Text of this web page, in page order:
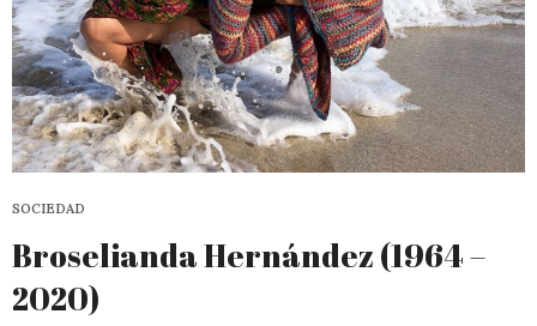
SOCIEDAD
Broselianda Hernández (1964 –
2020)